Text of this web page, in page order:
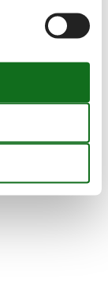
80